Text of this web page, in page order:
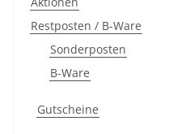
Restposten / B-Ware
Sonderposten
B-Ware
Gutscheine